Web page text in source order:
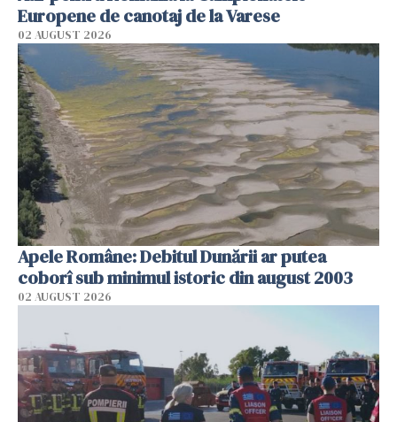
Europene de canotaj de la Varese
02 AUGUST 2026
Apele Române: Debitul Dunării ar putea
coborî sub minimul istoric din august 2003
02 AUGUST 2026